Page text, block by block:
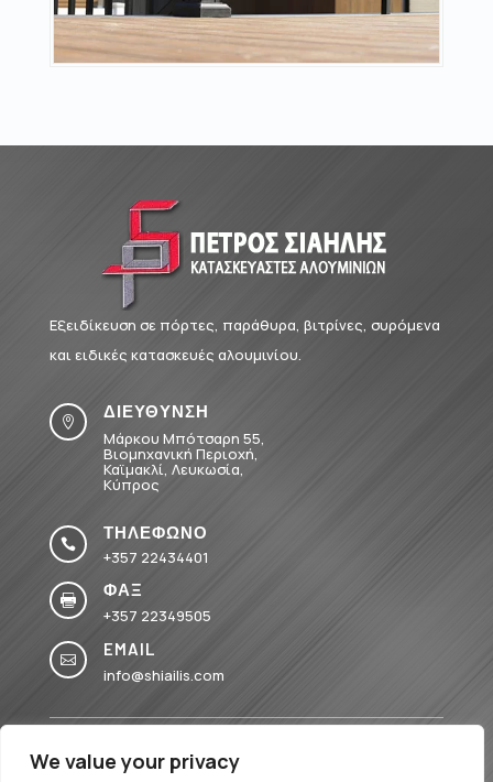
We value your privacy
Εξειδίκευση σε πόρτες, παράθυρα, βιτρίνες, συρόμενα
και ειδικές κατασκευές αλουμινίου.

ΔΙΕΥΘΥΝΣΗ
Μάρκου Μπότσαρη 55,
Βιομηχανική Περιοχή,
Καϊμακλί, Λευκωσία,
Κύπρος

ΤΗΛΕΦΩΝΟ
+357 22434401

ΦΑΞ
+357 22349505

EMAIL
info@shiailis.com